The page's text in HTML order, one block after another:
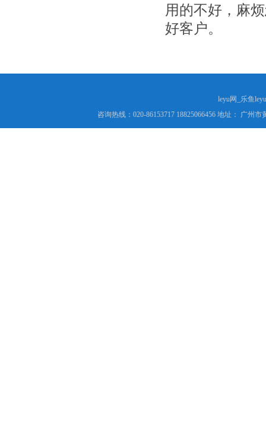
用的不好，麻
好客户。
leyu网_乐鱼
咨询热线：020-86153717 18825066456 地址： 广州